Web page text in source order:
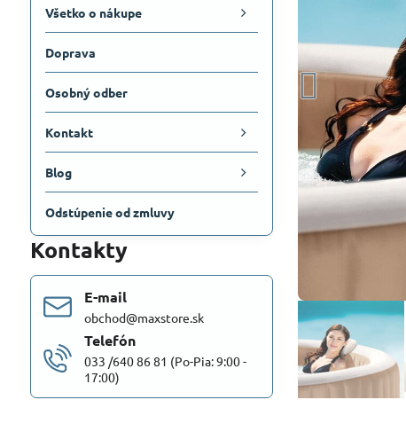
Všetko o nákupe
Doprava
Osobný odber
Kontakt
Blog
Odstúpenie od zmluvy
Kontakty
E-mail
obchod@maxstore.sk
Telefón
033 /640 86 81 (Po-Pia: 9:00 -
17:00)